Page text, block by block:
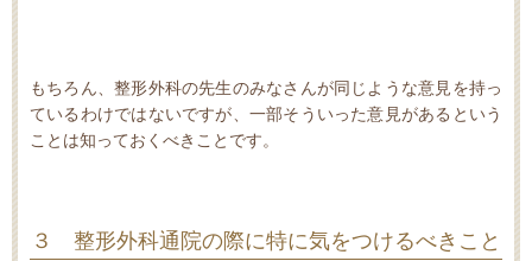
もちろん、整形外科の先生のみなさんが同じような意見を持っ
ているわけではないですが、一部そういった意見があるという
ことは知っておくべきことです。
３ 整形外科通院の際に特に気をつけるべきこと